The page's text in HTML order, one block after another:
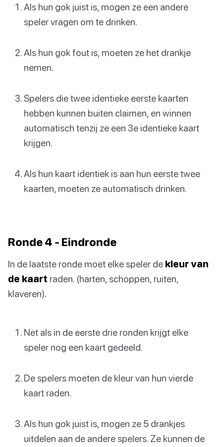
Als hun gok juist is, mogen ze een andere
speler vragen om te drinken.
Als hun gok fout is, moeten ze het drankje
nemen.
Spelers die twee identieke eerste kaarten
hebben kunnen buiten claimen, en winnen
automatisch tenzij ze een 3e identieke kaart
krijgen.
Als hun kaart identiek is aan hun eerste twee
kaarten, moeten ze automatisch drinken.
Ronde 4 - Eindronde
In de laatste ronde moet elke speler de kleur van
de kaart raden. (harten, schoppen, ruiten,
klaveren).
Net als in de eerste drie ronden krijgt elke
speler nog een kaart gedeeld.
De spelers moeten de kleur van hun vierde
kaart raden.
Als hun gok juist is, mogen ze 5 drankjes
uitdelen aan de andere spelers. Ze kunnen de